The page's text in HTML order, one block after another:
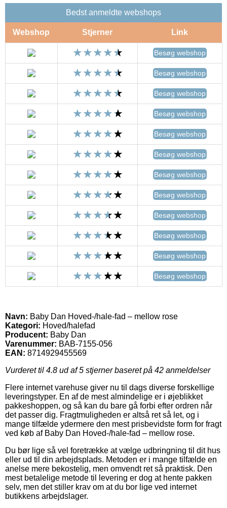
Bedst anmeldte webshops
Webshop Stjerner Link
Besøg webshop
Besøg webshop
Besøg webshop
Besøg webshop
Besøg webshop
Besøg webshop
Besøg webshop
Besøg webshop
Besøg webshop
Besøg webshop
Besøg webshop
Besøg webshop
Navn: Baby Dan Hoved-/hale-fad – mellow rose
Kategori: Hoved/halefad
Producent: Baby Dan
Varenummer: BAB-7155-056
EAN: 8714929455569
Vurderet til 4.8 ud af 5 stjerner baseret på 42 anmeldelser
Flere internet varehuse giver nu til dags diverse forskellige
leveringstyper. En af de mest almindelige er i øjeblikket
pakkeshoppen, og så kan du bare gå forbi efter ordren når
det passer dig. Fragtmuligheden er altså ret så let, og i
mange tilfælde ydermere den mest prisbevidste form for fragt
ved køb af Baby Dan Hoved-/hale-fad – mellow rose.
Du bør lige så vel foretrække at vælge udbringning til dit hus
eller ud til din arbejdsplads. Metoden er i mange tilfælde en
anelse mere bekostelig, men omvendt ret så praktisk. Den
mest betalelige metode til levering er dog at hente pakken
selv, men det stiller krav om at du bor lige ved internet
butikkens arbejdslager.